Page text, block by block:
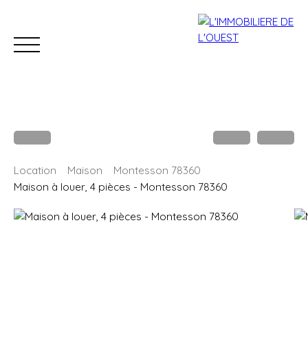
Estimation
Location Maison
Montesson 78360
Maison à louer, 4 pièces - Montesson 78360